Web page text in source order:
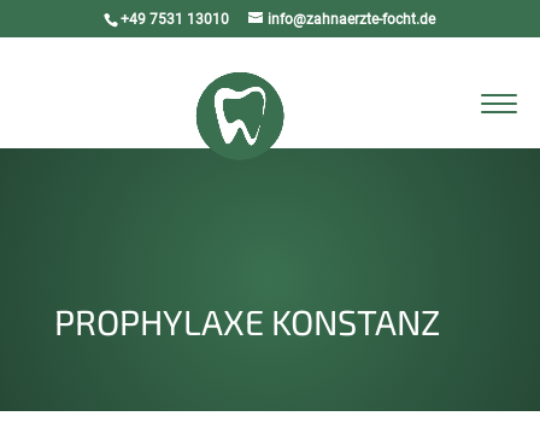
+49 7531 13010 info@zahnaerzte-focht.de
PROPHYLAXE KONSTANZ